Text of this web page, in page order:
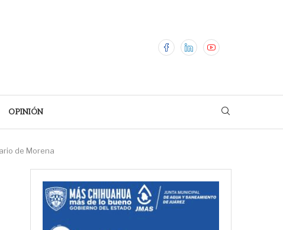
OPINIÓN
de Morena